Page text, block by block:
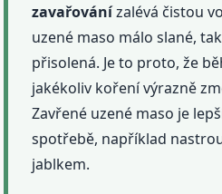
zavařovánízalévá čistou
uzené maso málo slané,
přisolená. Je to proto, že
jakékoliv koření výrazně
Zavřené uzené maso je
spotřebě, například
jablkem.